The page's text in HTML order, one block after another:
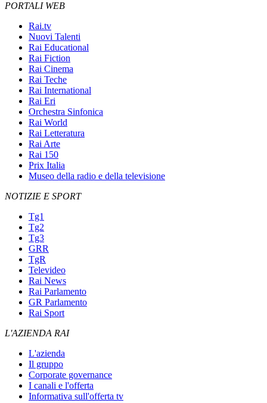
PORTALI WEB
Rai.tv
Nuovi Talenti
Rai Educational
Rai Fiction
Rai Cinema
Rai Teche
Rai International
Rai Eri
Orchestra Sinfonica
Rai World
Rai Letteratura
Rai Arte
Rai 150
Prix Italia
Museo della radio e della televisione
NOTIZIE E SPORT
Tg1
Tg2
Tg3
GRR
TgR
Televideo
Rai News
Rai Parlamento
GR Parlamento
Rai Sport
L'AZIENDA RAI
L'azienda
Il gruppo
Corporate governance
I canali e l'offerta
Informativa sull'offerta tv